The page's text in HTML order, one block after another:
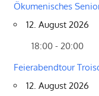
Ökumenisches
12. August 2026
18:00 - 20:00
Feierabendtour
12. August 2026